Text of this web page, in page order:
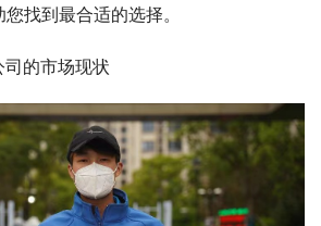
找到最合适的选择。
的市场现状